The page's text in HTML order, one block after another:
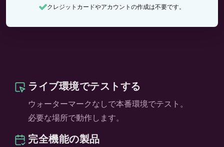
クレジットカードやアカウントの作成は不要です。
ライブ環境でテストする
ウォーターマークなしで本番環境でテスト。
必要な場所で動作します。
完全機能の製品